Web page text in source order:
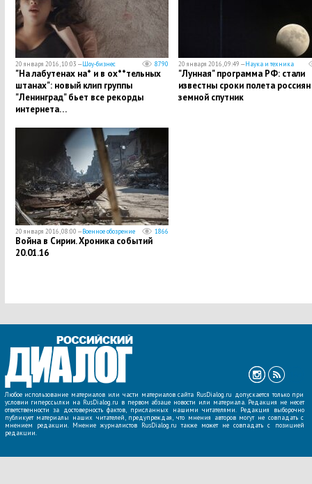
20 января 2016, 10:03 —Шоу-бизнес 8790
"На лабутенах на* и в ох**тельных
штанах": новый клип группы
"Ленинград" бьет все рекорды
интернета…
20 января 2016, 09:49 —Наука и техника
"Лунная" программа РФ: стали
известны сроки полета
земной спутник
20 января 2016, 08:00 —Военное обозрение 1866
Война в Сирии. Хроника событий
20.01.16
Любое использование материалов или части материалов сайта RusDialog.ru допускается только при
условии гиперссылки на RusDialog.ru в первом абзаце новости или материала. Редакция не несет
ответственности за достоверность фактов, присланных нашими читателями. Редакция выборочно
публикует материалы наших читателей, предупреждая, что мнения авторов могут не совпадать с
мнением редакции. Мнение журналистов RusDialog.ru также может не совпадать с позицией
редакции.